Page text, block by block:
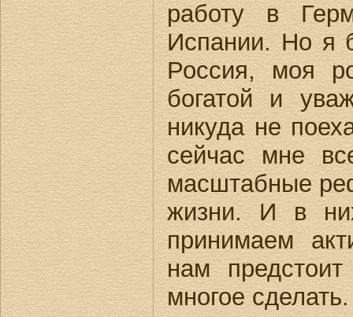
работу в
Испании. Но я
Россия, моя
богатой и
никуда не
сейчас мне
масштабные
жизни. И в
принимаем
нам
многое